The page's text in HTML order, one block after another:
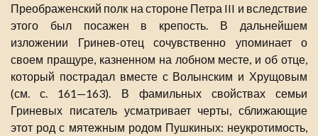
Преображенский полк на стороне Петра III и вследствие
этого был посажен в крепость. В дальнейшем
изложении Гринев-отец сочувственно упоминает о
своем пращуре, казненном на лобном месте, и об отце,
который пострадал вместе с Волынским и Хрущовым
(см. с. 161—163). В фамильных свойствах семьи
Гриневых писатель усматривает черты, сближающие
этот род с мятежным родом Пушкиных: неукротимость,